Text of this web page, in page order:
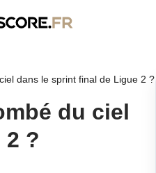
dans le sprint final de Ligue 2 ?
du ciel
?